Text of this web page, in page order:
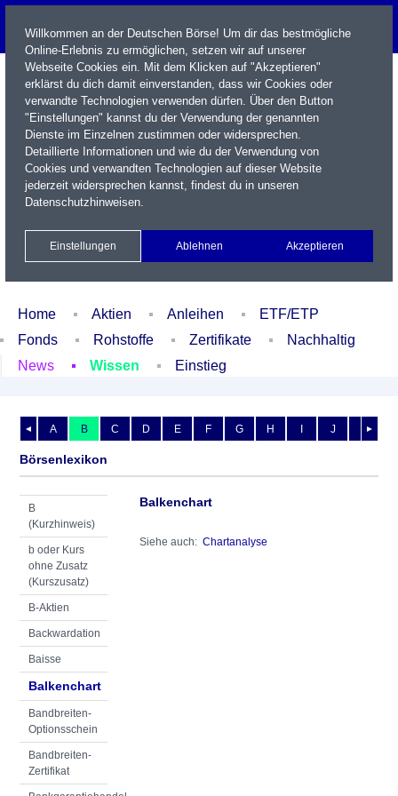
Name / WKN / ISIN / Kürzel
Xetra Realtime
Watchlist Portfolio Login
Home Aktien Anleihen
ETF/ETP
Fonds
Rohstoffe Zertifikate
Nachhaltig
News
Wissen Einstieg
◄ ►
A B C D E F G H I J K
Börsenlexikon
B
(Kurzhinweis)
b oder Kurs
ohne Zusatz
(Kurszusatz)
B-Aktien
Backwardation
Baisse
Balkenchart
Bandbreiten-
Optionsschein
Bandbreiten-
Zertifikat
Balkenchart
Siehe auch: Chartanalyse
Willkommen an der Deutschen Börse! Um dir das bestmögliche
Online-Erlebnis zu ermöglichen, setzen wir auf unserer
Webseite Cookies ein. Mit dem Klicken auf "Akzeptieren"
erklärst du dich damit einverstanden, dass wir Cookies oder
verwandte Technologien verwenden dürfen. Über den Button
"Einstellungen" kannst du der Verwendung der genannten
Dienste im Einzelnen zustimmen oder widersprechen.
Detaillierte Informationen und wie du der Verwendung von
Cookies und verwandten Technologien auf dieser Website
jederzeit widersprechen kannst, findest du in unseren
Datenschutzhinweisen.
Einstellungen Ablehnen Akzeptieren